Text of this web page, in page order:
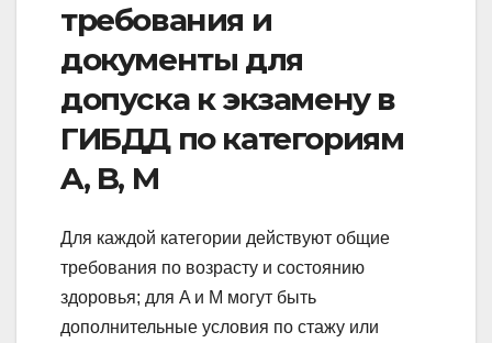
требования и
документы для
допуска к экзамену в
ГИБДД по категориям
A, B, M
Для каждой категории действуют общие
требования по возрасту и состоянию
здоровья; для A и M могут быть
дополнительные условия по стажу или